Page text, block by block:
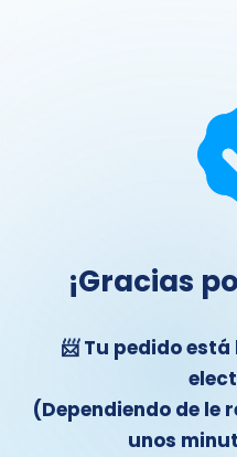
¡Gracias
📨 Tu pedido
(Dependiendo de le
unos